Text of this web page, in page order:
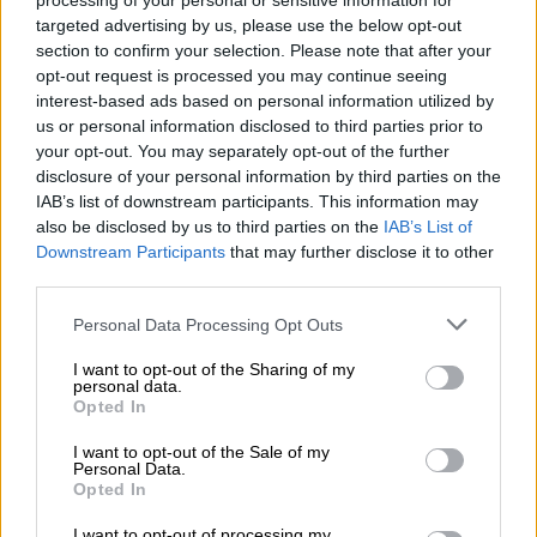
targeted advertising by us, please use the below opt-out
section to confirm your selection. Please note that after your
opt-out request is processed you may continue seeing
interest-based ads based on personal information utilized by
us or personal information disclosed to third parties prior to
your opt-out. You may separately opt-out of the further
disclosure of your personal information by third parties on the
IAB’s list of downstream participants. This information may
also be disclosed by us to third parties on the IAB’s List of
Downstream Participants that may further disclose it to other
Please note that this website/app uses one or more Google
not limited to your visit or usage behaviour. You may click to
grant or deny consent to Google and its third-party tags to
use your data for below specified purposes in below Google
consent section.
Personal Data Processing Opt Outs
I want to opt-out of the Sharing of my
personal data.
Opted In
I want to opt-out of the Sale of my
Personal Data.
Opted In
kronoloogiliselt. Mitte mingil juhul ei
tohiks te arve numbrit vahele jätta või
mitut sama arve numbrit kasutada!
Kirjutage arve: kellel on
selleks aega?
Olgu see PR-nõustaja, graafiline disainer,
aega.
ressursse, et palgata kedagi, kes seda
nende eest teeks.
tarka ja elegantset lahendust, millel on